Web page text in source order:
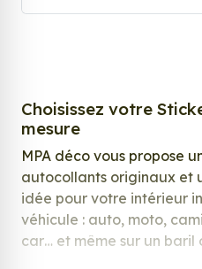
Choisissez votre
mesure
MPA déco vous propose
autocollants originaux et
idée pour votre intérieur
véhicule : auto, moto,
car… et même sur un baril